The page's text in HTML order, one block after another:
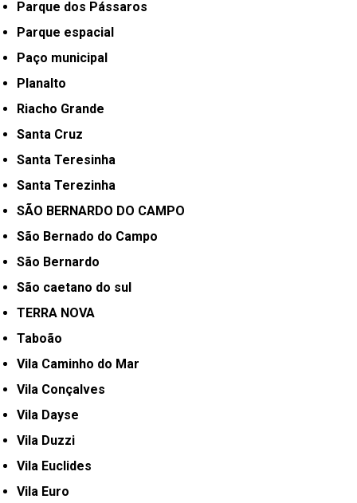
Parque dos Pássaros
Parque espacial
Paço municipal
Planalto
Riacho Grande
Santa Cruz
Santa Teresinha
Santa Terezinha
SÃO BERNARDO DO CAMPO
São Bernado do Campo
São Bernardo
São caetano do sul
TERRA NOVA
Taboão
Vila Caminho do Mar
Vila Conçalves
Vila Dayse
Vila Duzzi
Vila Euclides
Vila Euro